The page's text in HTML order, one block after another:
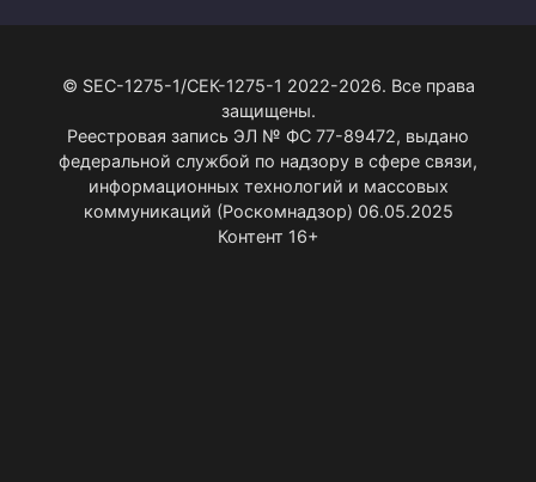
© SEC-1275-1/СЕК-1275-1 2022-2026. Все права
защищены.
Реестровая запись ЭЛ № ФС 77-89472, выдано
федеральной службой по надзору в сфере связи,
информационных технологий и массовых
коммуникаций (Роскомнадзор) 06.05.2025
Контент 16+